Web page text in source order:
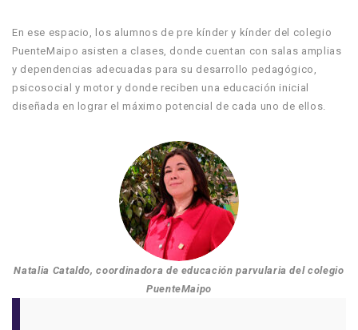
En ese espacio, los alumnos de pre kínder y kínder del colegio
PuenteMaipo asisten a clases, donde cuentan con salas amplias
y dependencias adecuadas para su desarrollo pedagógico,
psicosocial y motor y donde reciben una educación inicial
diseñada en lograr el máximo potencial de cada uno de ellos.
Natalia Cataldo, coordinadora de educación parvularia del colegio
PuenteMaipo